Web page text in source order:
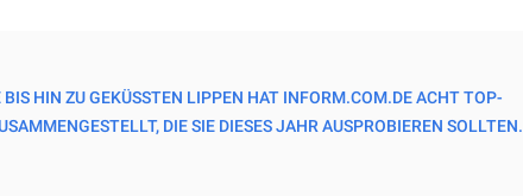
HIN ZU GEKÜSSTEN LIPPEN HAT INFORM.COM.DE ACHT TOP-
DIE SIE DIESES JAHR AUSPROBIEREN SOLLTEN.